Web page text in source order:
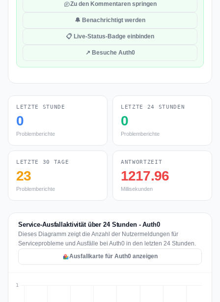
Zu den Kommentaren springen
🔔 Benachrichtigt werden
📋 Live-Status-Badge einbinden
↗ Besuche Auth0
LETZTE STUNDE
0
Problemberichte
LETZTE 24 STUNDEN
0
Problemberichte
LETZTE 30 TAGE
23
Problemberichte
ANTWORTZEIT
1217.96
Millisekunden
Service-Ausfallaktivität über 24 Stunden - Auth0
Dieses Diagramm zeigt die Anzahl der Nutzermeldungen für
Serviceprobleme und Ausfälle bei Auth0 in den letzten 24 Stunden.
Ausfallkarte für Auth0 anzeigen